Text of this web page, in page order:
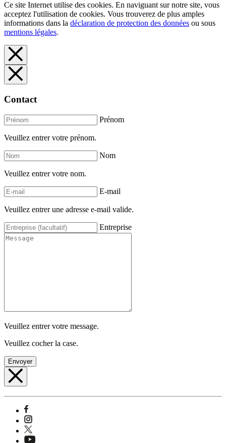
Ce site Internet utilise des cookies. En naviguant sur notre site, vous
acceptez l'utilisation de cookies. Vous trouverez de plus amples
informations dans la déclaration de protection des données ou sous
mentions légales.
Contact
Prénom
Veuillez entrer votre prénom.
Nom
Veuillez entrer votre nom.
E-mail
Veuillez entrer une adresse e-mail valide.
Entreprise
Veuillez entrer votre message.
Veuillez cocher la case.
Envoyer